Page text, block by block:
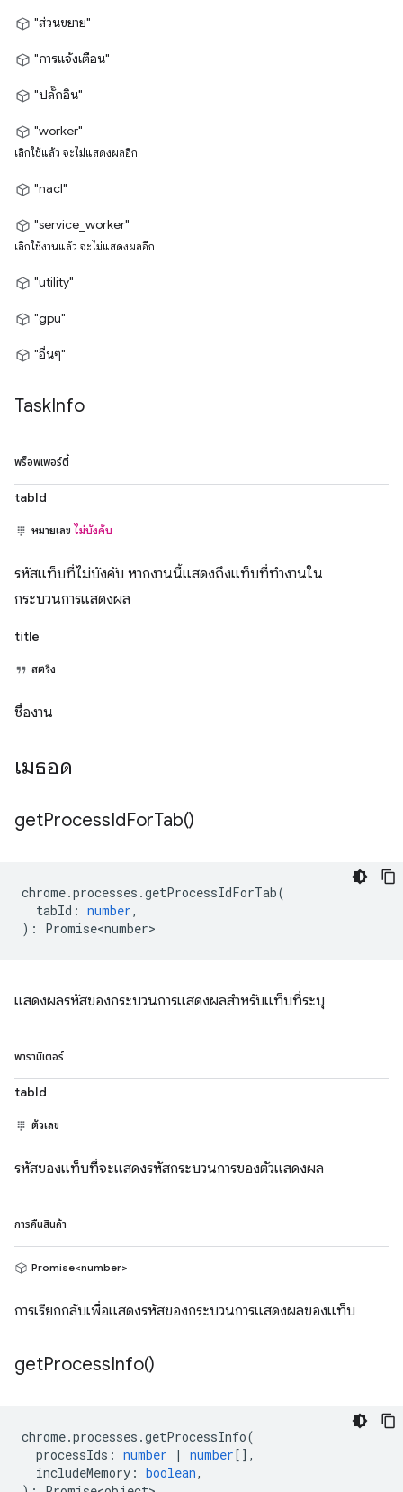
"ส่วนขยาย"
"การแจ้งเตือน"
"ปลั๊กอิน"
"worker"
เลิกใช้แล้ว จะไม่แสดงผลอีก
"nacl"
"service_worker"
เลิกใช้งานแล้ว จะไม่แสดงผลอีก
"utility"
"gpu"
"อื่นๆ"
TaskInfo
พร็อพเพอร์ตี้
tabId
หมายเลข ไม่บังคับ
รหัสแท็บที่ไม่บังคับ หากงานนี้แสดงถึงแท็บที่ทำงานใน
กระบวนการแสดงผล
title
สตริง
ชื่องาน
เมธอด
getProcessIdForTab()
chrome.processes .getProcessIdForTab(
tabId : number,
) : Promise<number>
แสดงผลรหัสของกระบวนการแสดงผลสำหรับแท็บที่ระบุ
พารามิเตอร์
tabId
ตัวเลข
รหัสของแท็บที่จะแสดงรหัสกระบวนการของตัวแสดงผล
การคืนสินค้า
Promise<number>
การเรียกกลับเพื่อแสดงรหัสของกระบวนการแสดงผลของแท็บ
getProcessInfo()
chrome.processes .getProcessInfo(
processIds : number | number[],
includeMemory : boolean,